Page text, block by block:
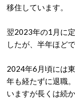
移住しています。
翌2023年の1月に
したが、半年ほど
2024年6月頃には
年も経たずに退職
いますが長くは続